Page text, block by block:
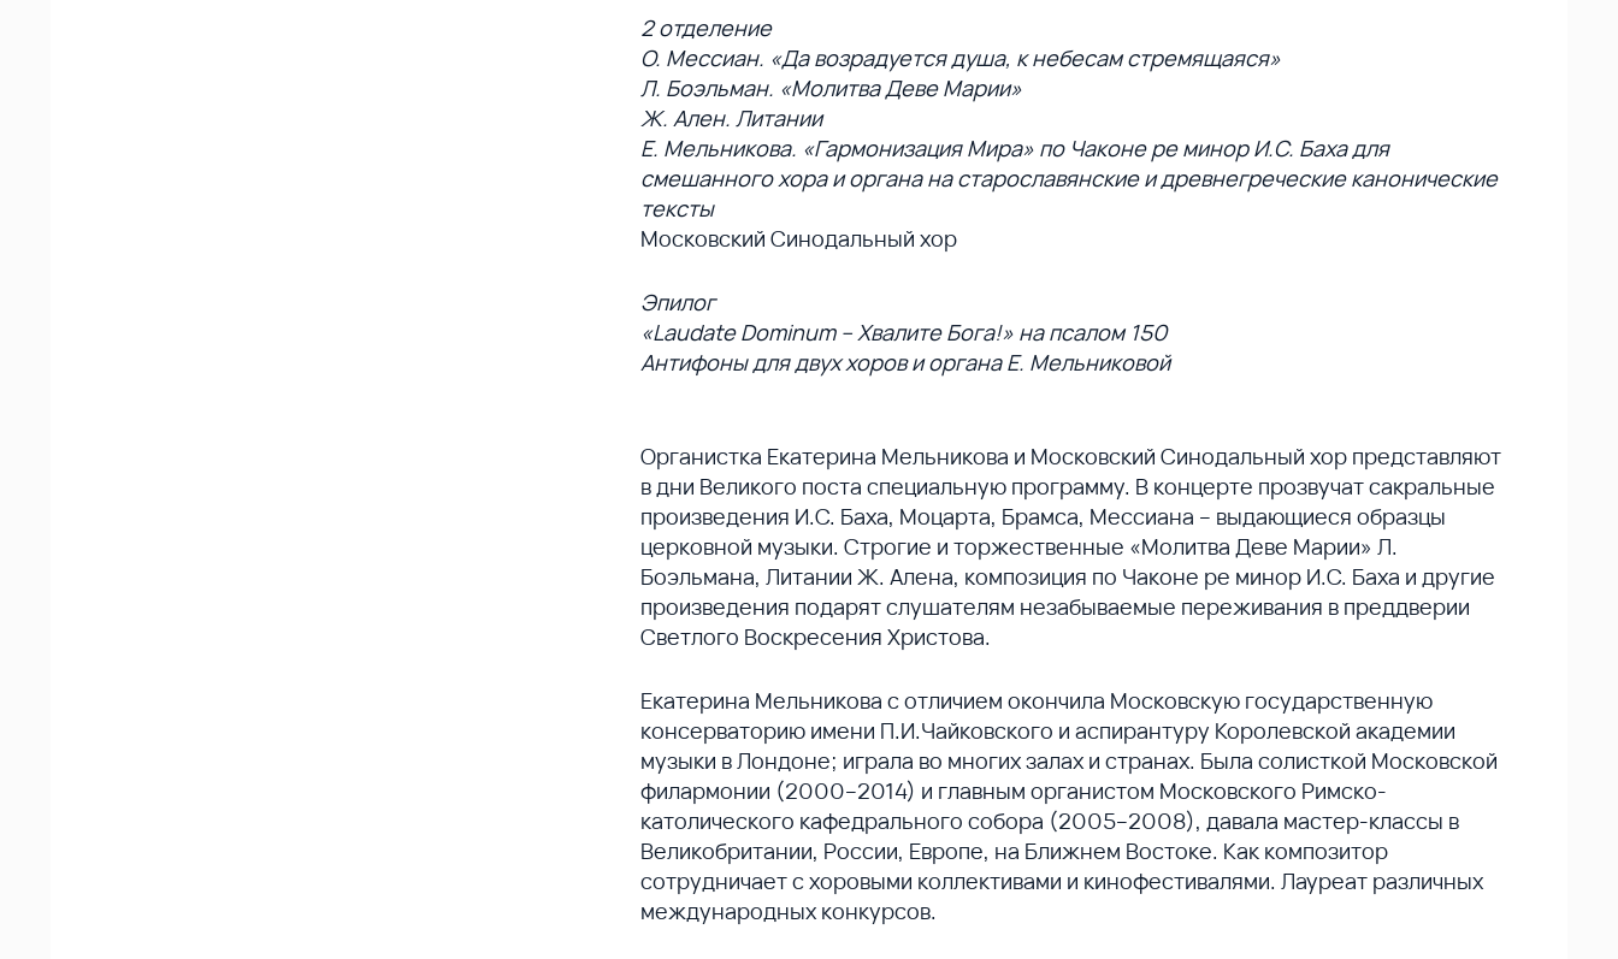
2 отделение
О. Мессиан. «Да возрадуется душа, к небесам стремящаяся»
Л. Боэльман. «Молитва Деве Марии»
Ж. Ален. Литании
Е. Мельникова. «Гармонизация Мира» по Чаконе ре минор И.С. Баха для
смешанного хора и органа на старославянские и древнегреческие канонические
тексты
Московский Синодальный хор
Эпилог
«Laudate Dominum – Хвалите Бога!» на псалом 150
Антифоны для двух хоров и органа Е. Мельниковой
Органистка Екатерина Мельникова и Московский Синодальный хор представляют
в дни Великого поста специальную программу. В концерте прозвучат сакральные
произведения И.С. Баха, Моцарта, Брамса, Мессиана – выдающиеся образцы
церковной музыки. Строгие и торжественные «Молитва Деве Марии» Л.
Боэльмана, Литании Ж. Алена, композиция по Чаконе ре минор И.С. Баха и другие
произведения подарят слушателям незабываемые переживания в преддверии
Светлого Воскресения Христова.
Екатерина Мельникова с отличием окончила Московскую государственную
консерваторию имени П.И.Чайковского и аспирантуру Королевской академии
музыки в Лондоне; играла во многих залах и странах. Была солисткой Московской
филармонии (2000–2014) и главным органистом Московского Римско-
католического кафедрального собора (2005–2008), давала мастер-классы в
Великобритании, России, Европе, на Ближнем Востоке. Как композитор
сотрудничает с хоровыми коллективами и кинофестивалями. Лауреат различных
международных конкурсов.